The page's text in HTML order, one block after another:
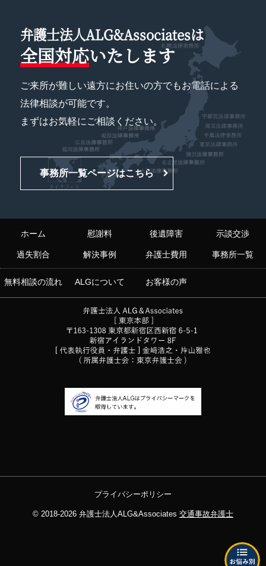
弁護士法人ALG&Associatesは
全国対応いたします
ご来所が難しい遠方にお住いの方でもお電話による
法律相談が可能です。
まずはお気軽にご相談ください。
事務所一覧ページはこちら
ホーム 慰謝料 後遺障害 示談交渉
過失割合 解決事例 弁護士費用 事務所一覧
無料相談の流れ ALGについて お客様の声
プライバシーポリシー
© 2018-2026 弁護士法人ALG&Associates 交通事故弁護士